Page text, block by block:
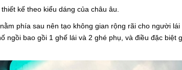
kế theo kiểu dáng của châu âu.
phía sau nên tạo không gian rộng rãi cho người
bao gồi 1 ghế lái và 2 ghé phụ, và điều đặc biệt